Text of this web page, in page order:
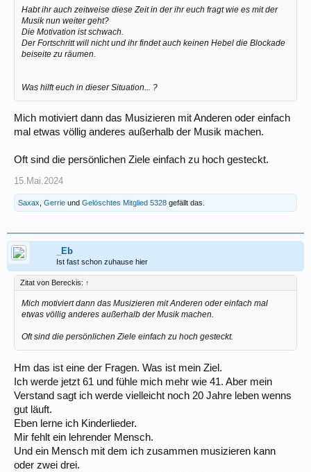
Habt ihr auch zeitweise diese Zeit in der ihr euch fragt wie es mit der
Musik nun weiter geht?
Die Motivation ist schwach.
Der Fortschritt will nicht und ihr findet auch keinen Hebel die Blockade
beiseite zu räumen.
Was hilft euch in dieser Situation... ?
Mich motiviert dann das Musizieren mit Anderen oder einfach
mal etwas völlig anderes außerhalb der Musik machen.
Oft sind die persönlichen Ziele einfach zu hoch gesteckt.
15.Mai.2024
Saxax Gerrie und Gelöschtes Mitglied 5328 gefällt das.
_Eb
Ist fast schon zuhause hier
Zitat von Bereckis: ↑
Mich motiviert dann das Musizieren mit Anderen oder einfach mal
etwas völlig anderes außerhalb der Musik machen.
Oft sind die persönlichen Ziele einfach zu hoch gesteckt.
Hm das ist eine der Fragen. Was ist mein Ziel.
Ich werde jetzt 61 und fühle mich mehr wie 41. Aber mein
Verstand sagt ich werde vielleicht noch 20 Jahre leben wenns
gut läuft.
Eben lerne ich Kinderlieder.
Mir fehlt ein lehrender Mensch.
Und ein Mensch mit dem ich zusammen musizieren kann
oder zwei drei.